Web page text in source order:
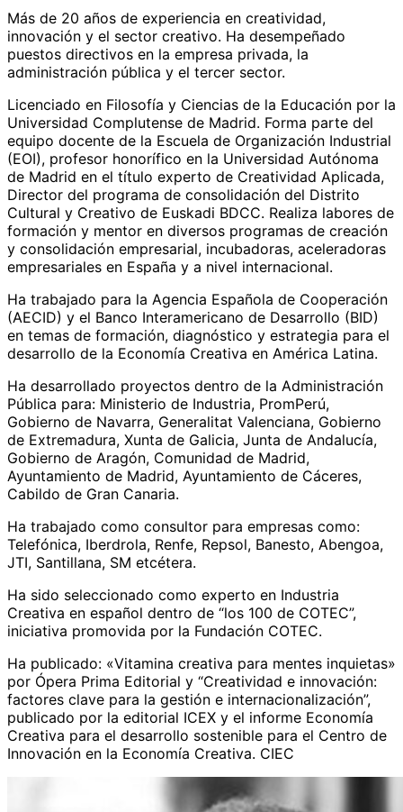
Más de 20 años de experiencia en creatividad,
innovación y el sector creativo. Ha desempeñado
puestos directivos en la empresa privada, la
administración pública y el tercer sector.
Licenciado en Filosofía y Ciencias de la Educación por la
Universidad Complutense de Madrid. Forma parte del
equipo docente de la Escuela de Organización Industrial
(EOI), profesor honorífico en la Universidad Autónoma
de Madrid en el título experto de Creatividad Aplicada,
Director del programa de consolidación del Distrito
Cultural y Creativo de Euskadi BDCC. Realiza labores de
formación y mentor en diversos programas de creación
y consolidación empresarial, incubadoras, aceleradoras
empresariales en España y a nivel internacional.
Ha trabajado para la Agencia Española de Cooperación
(AECID) y el Banco Interamericano de Desarrollo (BID)
en temas de formación, diagnóstico y estrategia para el
desarrollo de la Economía Creativa en América Latina.
Ha desarrollado proyectos dentro de la Administración
Pública para: Ministerio de Industria, PromPerú,
Gobierno de Navarra, Generalitat Valenciana, Gobierno
de Extremadura, Xunta de Galicia, Junta de Andalucía,
Gobierno de Aragón, Comunidad de Madrid,
Ayuntamiento de Madrid, Ayuntamiento de Cáceres,
Cabildo de Gran Canaria.
Ha trabajado como consultor para empresas como:
Telefónica, Iberdrola, Renfe, Repsol, Banesto, Abengoa,
JTI, Santillana, SM etcétera.
Ha sido seleccionado como experto en Industria
Creativa en español dentro de “los 100 de COTEC”,
iniciativa promovida por la Fundación COTEC.
Ha publicado: «Vitamina creativa para mentes inquietas»
por Ópera Prima Editorial y “Creatividad e innovación:
factores clave para la gestión e internacionalización”,
publicado por la editorial ICEX y el informe Economía
Creativa para el desarrollo sostenible para el Centro de
Innovación en la Economía Creativa. CIEC